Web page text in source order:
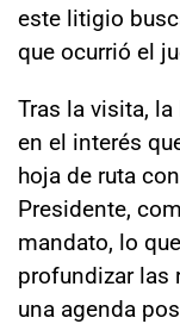
este litigio
que ocurrió el
Tras la visita,
en el interés
hoja de ruta
Presidente,
mandato, lo
profundizar las
una agenda